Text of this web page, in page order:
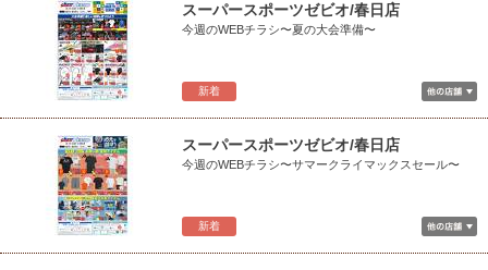
新着
スーパースポーツゼビオ/春日店
今週のWEBチラシ〜夏の大会準備〜
新着
スーパースポーツゼビオ/春日店
今週のWEBチラシ〜サマークライマックスセール〜